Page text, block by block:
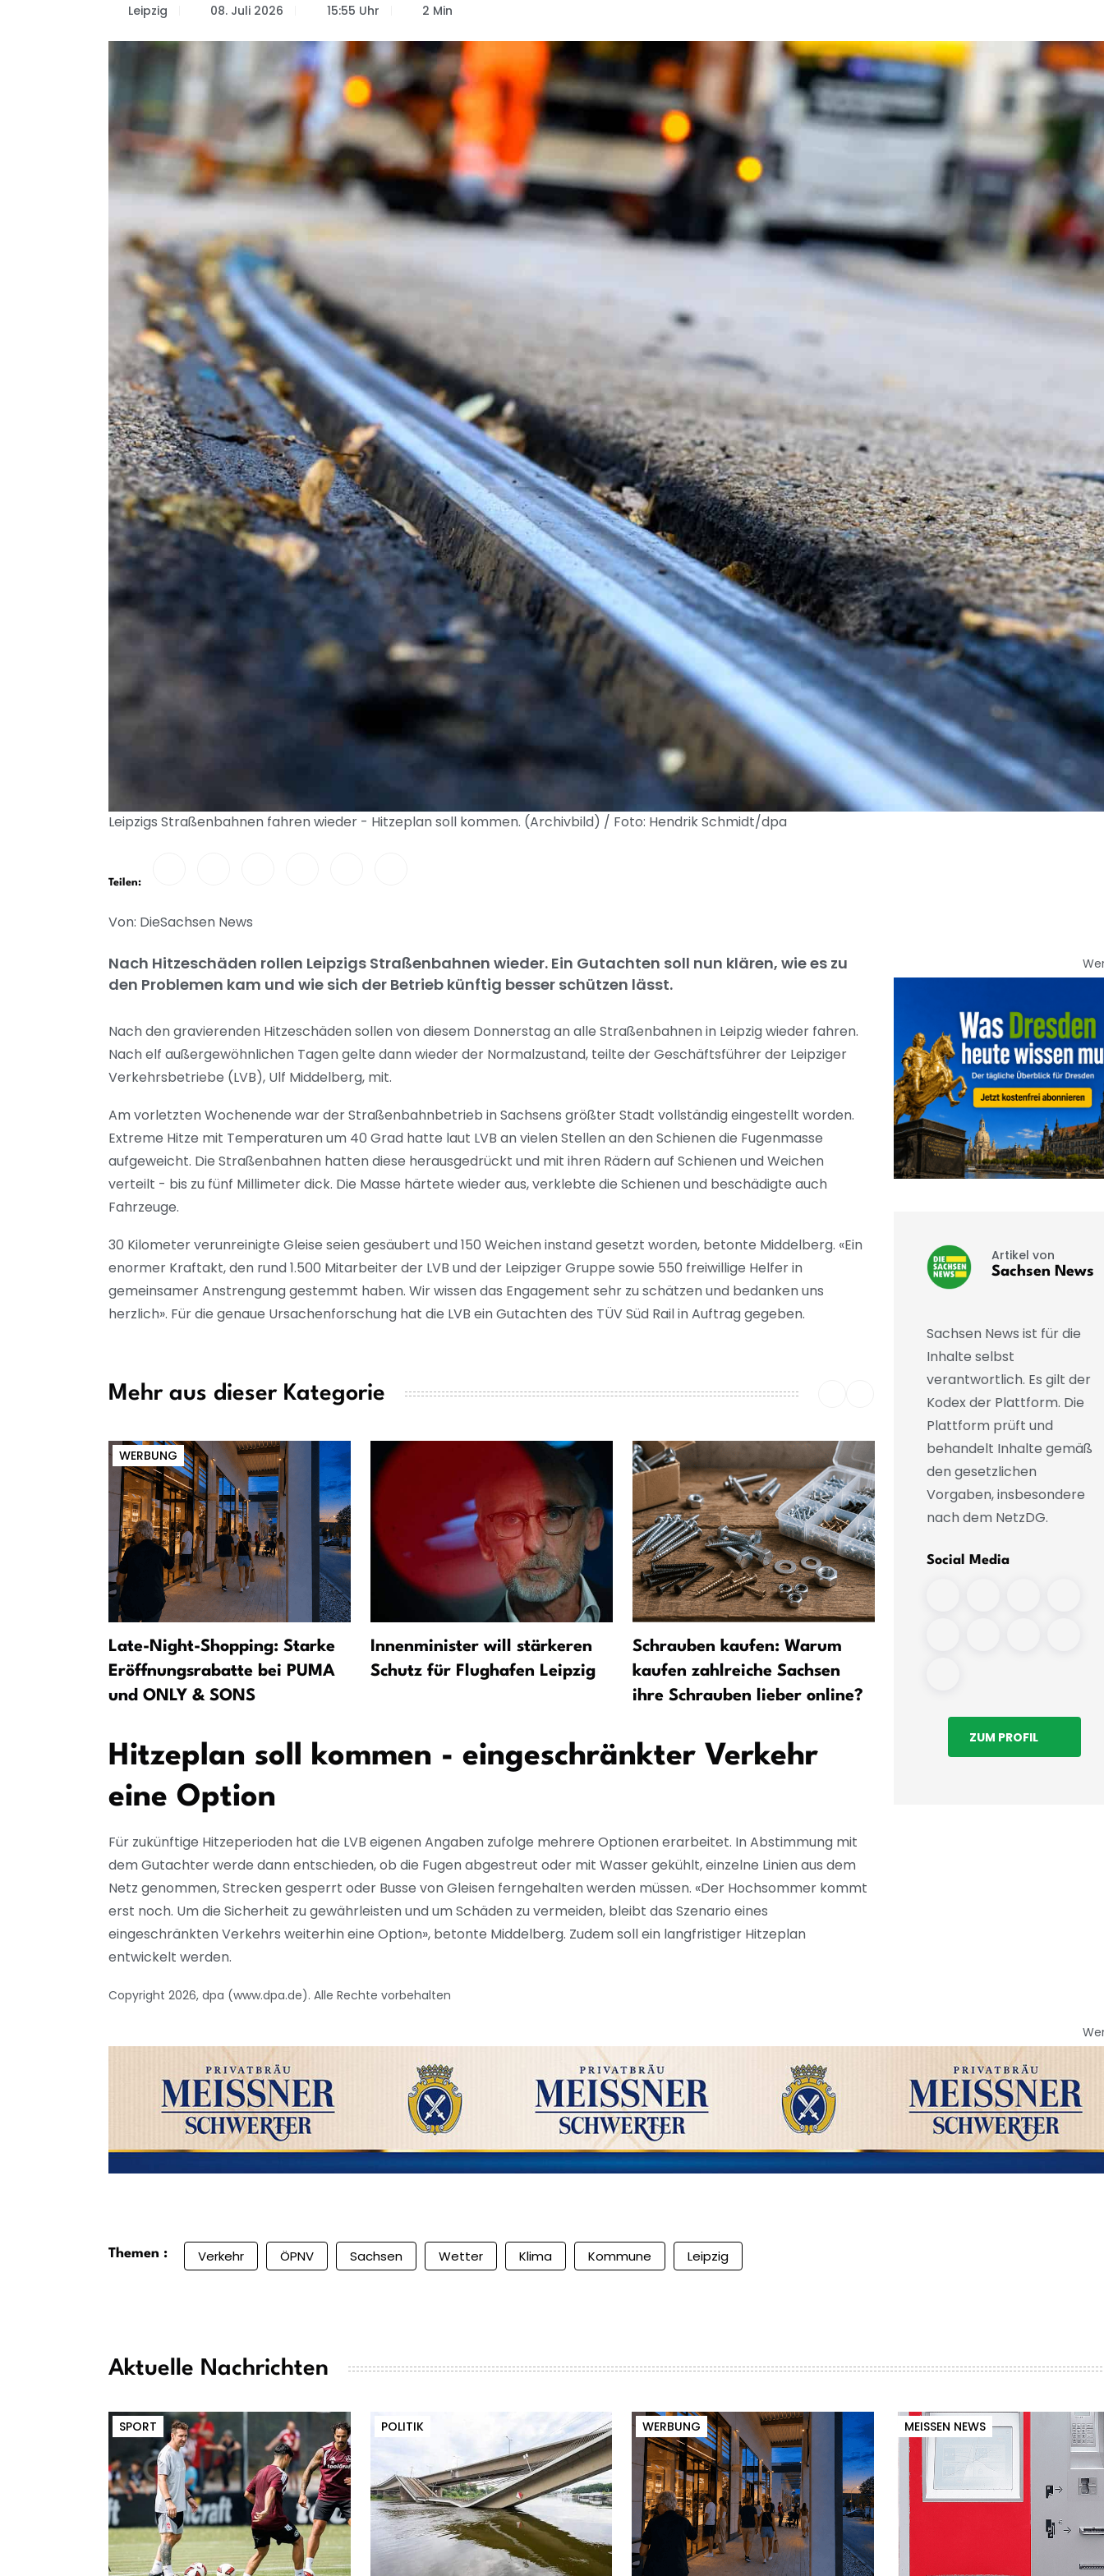
Leipzig 08. Juli 2026 15:55 Uhr 2 Min
Leipzigs Straßenbahnen fahren wieder - Hitzeplan soll kommen. (Archivbild) / Foto: Hendrik Schmidt/dpa
Teilen:
Von: DieSachsen News
Nach Hitzeschäden rollen Leipzigs Straßenbahnen wieder. Ein Gutachten soll nun klären, wie es zu
den Problemen kam und wie sich der Betrieb künftig besser schützen lässt.
Nach den gravierenden Hitzeschäden sollen von diesem Donnerstag an alle Straßenbahnen in Leipzig wieder fahren.
Nach elf außergewöhnlichen Tagen gelte dann wieder der Normalzustand, teilte der Geschäftsführer der Leipziger
Verkehrsbetriebe (LVB), Ulf Middelberg, mit.
Am vorletzten Wochenende war der Straßenbahnbetrieb in Sachsens größter Stadt vollständig eingestellt worden.
Extreme Hitze mit Temperaturen um 40 Grad hatte laut LVB an vielen Stellen an den Schienen die Fugenmasse
aufgeweicht. Die Straßenbahnen hatten diese herausgedrückt und mit ihren Rädern auf Schienen und Weichen
verteilt - bis zu fünf Millimeter dick. Die Masse härtete wieder aus, verklebte die Schienen und beschädigte auch
Fahrzeuge.
30 Kilometer verunreinigte Gleise seien gesäubert und 150 Weichen instand gesetzt worden, betonte Middelberg. «Ein
enormer Kraftakt, den rund 1.500 Mitarbeiter der LVB und der Leipziger Gruppe sowie 550 freiwillige Helfer in
gemeinsamer Anstrengung gestemmt haben. Wir wissen das Engagement sehr zu schätzen und bedanken uns
herzlich». Für die genaue Ursachenforschung hat die LVB ein Gutachten des TÜV Süd Rail in Auftrag gegeben.
Mehr aus dieser Kategorie
WERBUNG
Late-Night-Shopping: Starke
Eröffnungsrabatte bei PUMA
und ONLY & SONS
Innenminister will stärkeren
Schutz für Flughafen Leipzig
Schrauben kaufen: Warum
kaufen zahlreiche Sachsen
ihre Schrauben lieber online?
Hitzeplan soll kommen - eingeschränkter Verkehr
eine Option
Für zukünftige Hitzeperioden hat die LVB eigenen Angaben zufolge mehrere Optionen erarbeitet. In Abstimmung mit
dem Gutachter werde dann entschieden, ob die Fugen abgestreut oder mit Wasser gekühlt, einzelne Linien aus dem
Netz genommen, Strecken gesperrt oder Busse von Gleisen ferngehalten werden müssen. «Der Hochsommer kommt
erst noch. Um die Sicherheit zu gewährleisten und um Schäden zu vermeiden, bleibt das Szenario eines
eingeschränkten Verkehrs weiterhin eine Option», betonte Middelberg. Zudem soll ein langfristiger Hitzeplan
entwickelt werden.
Copyright 2026, dpa (www.dpa.de). Alle Rechte vorbehalten
Artikel von
Sachsen News
Sachsen News ist für die
Inhalte selbst
verantwortlich. Es gilt der
Kodex der Plattform. Die
Plattform prüft und
behandelt Inhalte gemäß
den gesetzlichen
Vorgaben, insbesondere
nach dem NetzDG.
Social Media
ZUM PROFIL
Themen : Verkehr ÖPNV Sachsen Wetter Klima Kommune Leipzig
Aktuelle Nachrichten
SPORT POLITIK WERBUNG MEISSEN NEWS